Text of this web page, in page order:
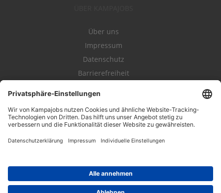
Über uns
Impressum
Datenschutz
Barrierefreiheit
Kampahire
Kampagnenforum
LeadNow